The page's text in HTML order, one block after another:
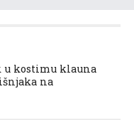
u kostimu klauna
na